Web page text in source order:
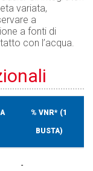
variata,
a
a fonti di
con l’acqua.
% VNR* (1
BUSTA)
-